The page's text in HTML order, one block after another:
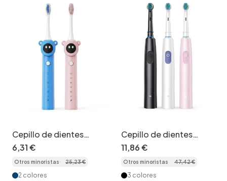
Cepillo de dientes
eléctrico ergonómico
para niños con
temporizador
inteligente, cerdas
6,31€
Otros minoristas 25,23€
2 colores
Cepillo de dientes
eléctrico recargable
con motor acústico,
temporizador de 2
minutos y 8 cabezales.
11,86€
Otros minoristas 47,42€
3 colores